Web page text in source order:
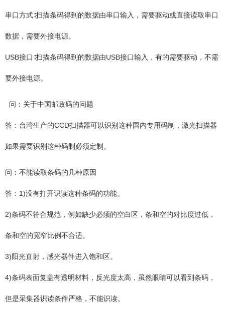
串口方式∶扫描条码得到的数据由串口输入，需要驱动或直接读取串口
数据，需要外接电源。
USB接口∶扫描条码得到的数据由USB接口输入，有的需要驱动，不需
要外接电源。
问：关于中国邮政码的问题
答：台湾生产的CCD扫描器可以识别这种国内专用码制，激光扫描器
如果需要识别这种码制必须定制。
问：不能读取条码的几种原因
答：1)没有打开识读这种条码的功能。
2)条码不符合规范，例如缺少必须的空白区，条和空的对比度过低，
条和空的宽窄比例不合适。
3)阳光直射，感光器件进入饱和区。
4)条码表面复盖有透明材料，反光度太高，虽然眼睛可以看到条码，
但是采集器识读条件严格，不能识读。